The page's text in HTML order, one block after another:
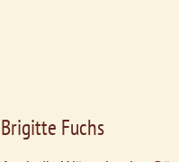
Brigitte Fuchs